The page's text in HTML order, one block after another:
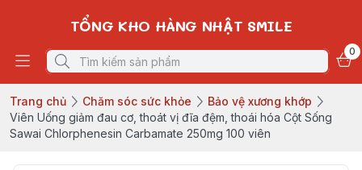
TỔNG KHO HÀNG NHẬT SMILE
0
Trang chủ Chăm sóc sức khỏe
Bảo vệ xương khớp
Viên Uống giảm đau cơ, thoát vị đĩa đệm, thoái hóa Cột Sống
Sawai Chlorphenesin Carbamate 250mg 100 viên